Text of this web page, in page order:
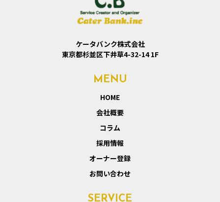
ケータバンク株式会社
東京都杉並区下井草4-32-14 1F
MENU
HOME
会社概要
コラム
採用情報
オーナー登録
お問い合わせ
SERVICE